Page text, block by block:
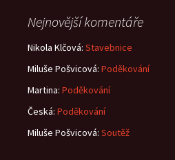
Nejnovější komentáře
Nikola Klčová: Stavebnice
Miluše Pošvicová: Poděkování
Martina: Poděkování
Česká: Poděkování
Miluše Pošvicová: Soutěž